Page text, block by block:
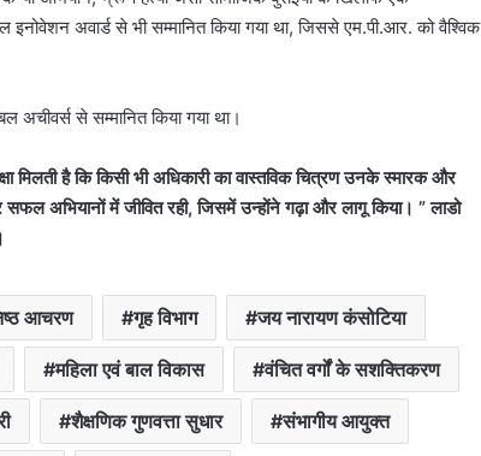
अवार्ड से भी सम्मानित किया गया था, जिससे एम.पी.आर. को वैश्विक
से सम्मानित किया गया था।
मिलती है कि किसी भी अधिकारी का वास्तविक चित्रण उनके स्मारक और
सफल अभियानों में जीवित रही,जिसमें उन्होंने गढ़ा और लागू किया। ”लाडो
आचरण गृह विभाग जय नारायण कंसोटिया
महिला एवं बाल विकास वंचित वर्गों के सशक्तिकरण
शैक्षणिक गुणवत्ता सुधार संभागीय आयुक्त